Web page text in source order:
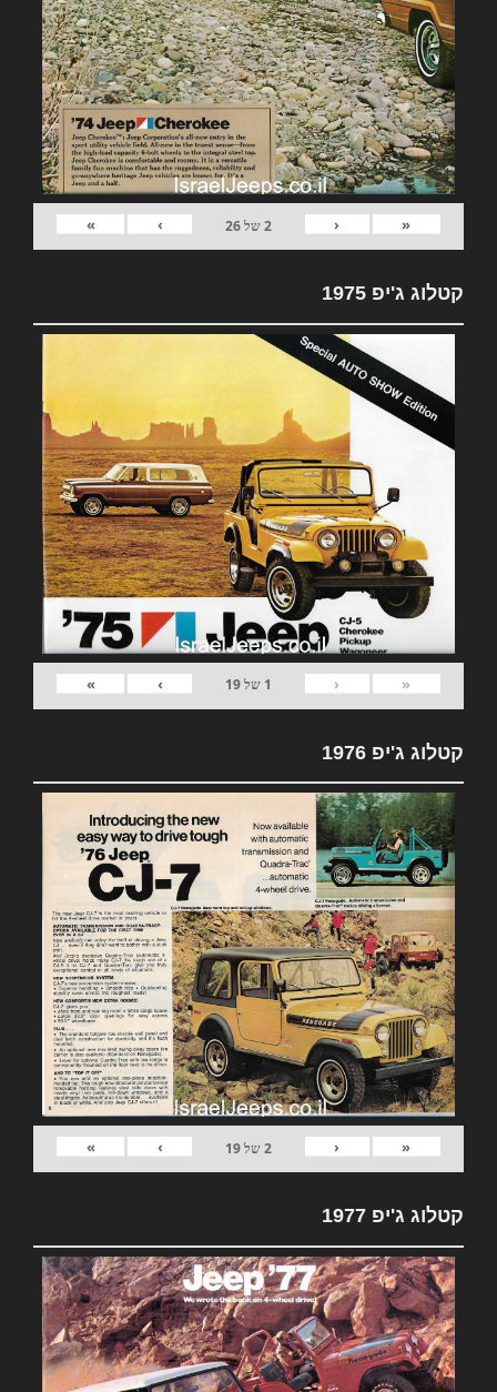
«
‹
2של26
›
»
קטלוג ג'יפ 1975
«
‹
1 של19
›
»
קטלוג ג'יפ 1976
«
‹
2של19
›
»
קטלוג ג'יפ 1977